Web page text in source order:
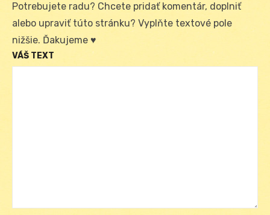
Potrebujete radu? Chcete pridať komentár, doplniť
alebo upraviť túto stránku? Vyplňte textové pole
nižšie. Ďakujeme ♥
VÁŠ TEXT